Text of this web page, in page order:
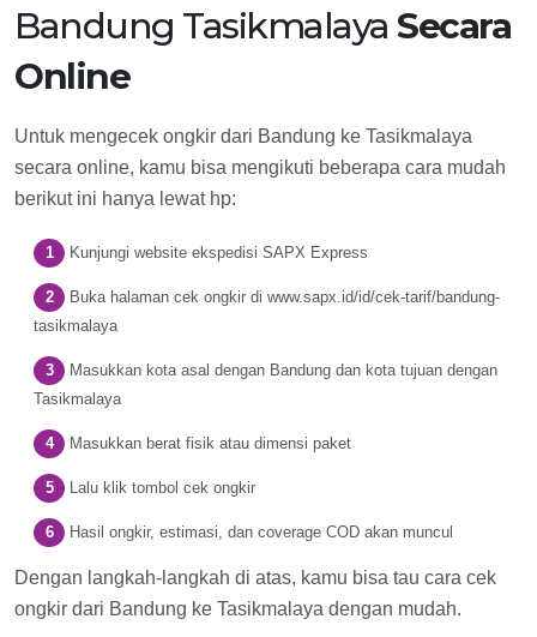
Bandung TasikmalayaSecara
Online
Untuk mengecek ongkir dari Bandung ke Tasikmalaya
secara online, kamu bisa mengikuti beberapa cara mudah
berikut ini hanya lewat hp:
Kunjungi website ekspedisi SAPX Express
Buka halaman cek ongkir di www.sapx.id/id/cek-tarif/bandung-
tasikmalaya
Masukkan kota asal dengan Bandung dan kota tujuan dengan
Tasikmalaya
Masukkan berat fisik atau dimensi paket
Lalu klik tombol cek ongkir
Hasil ongkir, estimasi, dan coverage COD akan muncul
Dengan langkah-langkah di atas, kamu bisa tau cara cek
ongkir dari Bandung ke Tasikmalaya dengan mudah.